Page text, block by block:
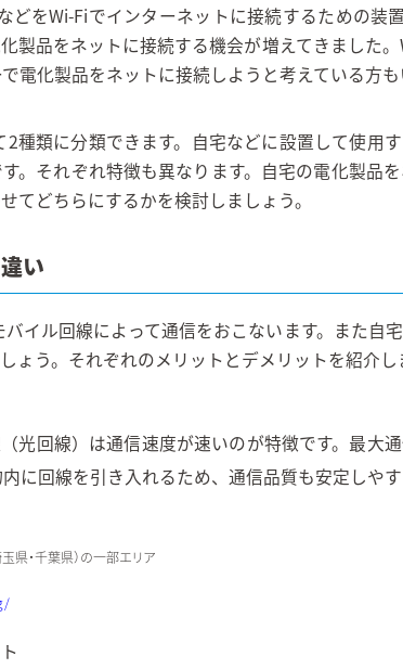
どをWi-Fiでインターネットに接続するための
製品をネットに接続する機会が増えてきました
電化製品をネットに接続しようと考えている方も
2種類に分類できます。自宅などに設置して使用
。それぞれ特徴も異なります。自宅の電化製品
てどちらにするかを検討しましょう。
い
イル回線によって通信をおこないます。また自
ょう。それぞれのメリットとデメリットを紹介し
光回線）は通信速度が速いのが特徴です。最大
に回線を引き入れるため、通信品質も安定しやす
県・千葉県）の一部エリア